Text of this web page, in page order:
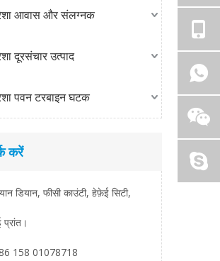
आवास और संलग्नक
दूरसंचार उत्पाद
पवन टरबाइन घटक
करें
डियान, फीसी काउंटी, हेफ़ेई सिटी,
158 01078718